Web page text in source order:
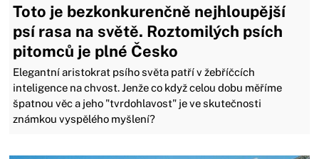
Toto je bezkonkurenčně nejhloupější
psí rasa na světě. Roztomilých psích
pitomců je plné Česko
Elegantní aristokrat psího světa patří v žebříčcích
inteligence na chvost. Jenže co když celou dobu měříme
špatnou věc a jeho "tvrdohlavost" je ve skutečnosti
známkou vyspělého myšlení?